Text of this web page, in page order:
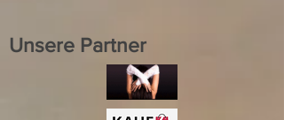
Unsere Partner